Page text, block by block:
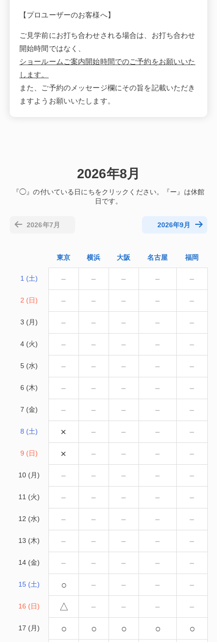
【プロユーザーのお客様へ】
ご見学前にお打ち合わせされる場合は、お打ち合わせ
開始時間ではなく、
ショールームご案内開始時間でのご予約をお願いいた
します。
また、ご予約のメッセージ欄にその旨を記載いただき
ますようお願いいたします。
2026年8月
東京 横浜 大阪 名古屋 福岡
1 (土) － － － － －
2 (日) － － － － －
3 (月) － － － － －
4 (火) － － － － －
5 (水) － － － － －
6 (木) － － － － －
7 (金) － － － － －
8 (土) × － － － －
9 (日) × － － － －
10 (月) － － － － －
11 (火) － － － － －
12 (水) － － － － －
13 (木) － － － － －
14 (金) － － － － －
15 (土) ○ － － － －
16 (日) △ － － － －
17 (月) ○ ○ ○ ○ ○
2026年7月 2026年9月